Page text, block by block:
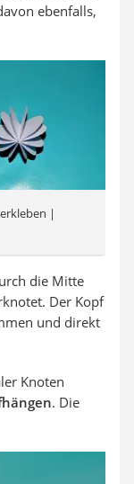
ebenfalls,
|
die Mitte
Der Kopf
und direkt
Knoten
. Die